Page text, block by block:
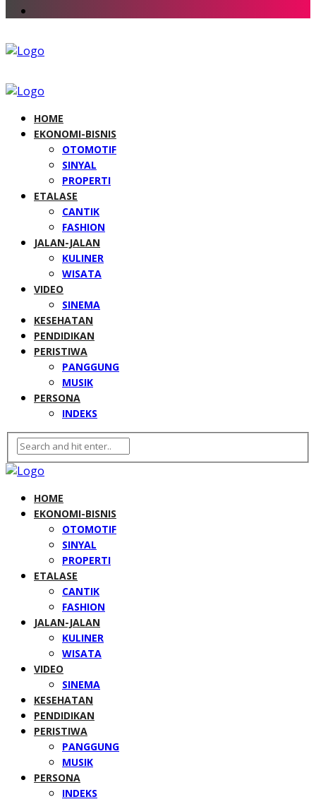
HOME
EKONOMI-BISNIS
OTOMOTIF
SINYAL
PROPERTI
ETALASE
CANTIK
FASHION
JALAN-JALAN
KULINER
WISATA
VIDEO
SINEMA
KESEHATAN
PENDIDIKAN
PERISTIWA
PANGGUNG
MUSIK
PERSONA
INDEKS
HOME
EKONOMI-BISNIS
OTOMOTIF
SINYAL
PROPERTI
ETALASE
CANTIK
FASHION
JALAN-JALAN
KULINER
WISATA
VIDEO
SINEMA
KESEHATAN
PENDIDIKAN
PERISTIWA
PANGGUNG
MUSIK
PERSONA
INDEKS